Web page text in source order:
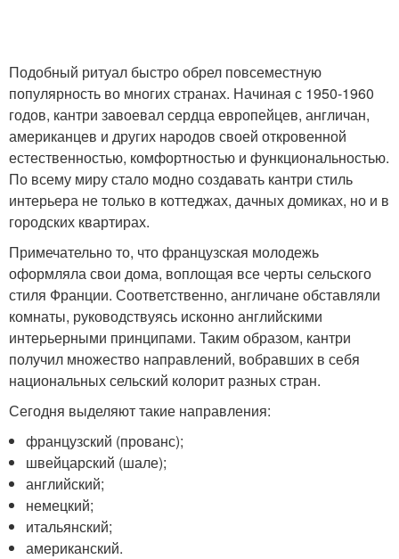
Подобный ритуал быстро обрел повсеместную
популярность во многих странах. Начиная с 1950-1960
годов, кантри завоевал сердца европейцев, англичан,
американцев и других народов своей откровенной
естественностью, комфортностью и функциональностью.
По всему миру стало модно создавать кантри стиль
интерьера не только в коттеджах, дачных домиках, но и в
городских квартирах.
Примечательно то, что французская молодежь
оформляла свои дома, воплощая все черты сельского
стиля Франции. Соответственно, англичане обставляли
комнаты, руководствуясь исконно английскими
интерьерными принципами. Таким образом, кантри
получил множество направлений, вобравших в себя
национальных сельский колорит разных стран.
Сегодня выделяют такие направления:
французский (прованс);
швейцарский (шале);
английский;
немецкий;
итальянский;
американский.